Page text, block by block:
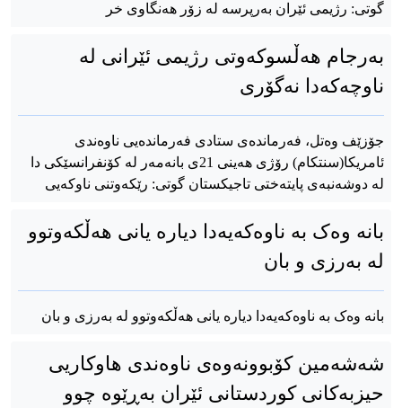
گوتی: رژیمی ئێران بەرپرسە لە زۆر هەنگاوی خر
بەرجام هەڵسوکەوتی رژیمی ئێرانی لە
ناوچەکەدا نەگۆری
جۆزێف وەتل، فەرماندەی ستادی فەرماندەیی ناوەندی
ئامریکا(سنتکام) رۆژی هەینی 21ی بانەمەر لە کۆنفرانسێکی دا
لە دوشەنبەی پایتەختی تاجیکستان گوتی: رێکەوتنی ناوکەیی
بانە وەک بە ناوەکەیەدا دیارە یانی هەڵکەوتوو
له بەرزی و بان
بانە وەک بە ناوەکەیەدا دیارە یانی هەڵکەوتوو له بەرزی و بان
شەشەمین کۆبوونەوەی ناوەندی هاوکاریی
حیزبەکانی کوردستانی ئێران بەڕێوە چوو